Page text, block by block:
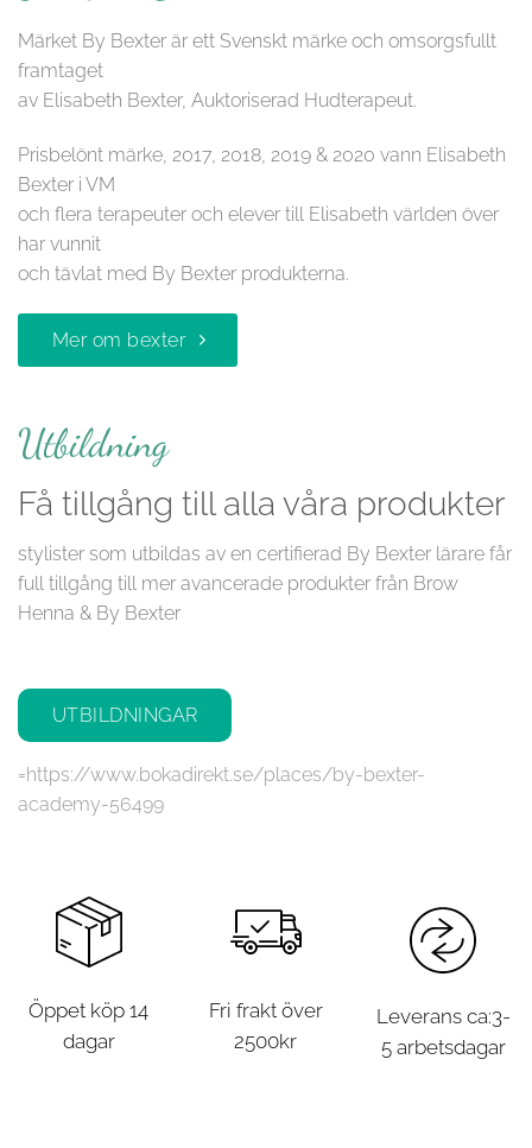
Märket By Bexter är ett Svenskt märke och omsorgsfullt
framtaget
av Elisabeth Bexter, Auktoriserad Hudterapeut.
Prisbelönt märke, 2017, 2018, 2019 & 2020 vann Elisabeth
Bexter i VM
och flera terapeuter och elever till Elisabeth världen över
har vunnit
och tävlat med By Bexter produkterna.
Mer om bexter
Utbildning
Få tillgång till alla våra produkter
stylister som utbildas av en certifierad By Bexter lärare får
full tillgång till mer avancerade produkter från Brow
Henna & By Bexter
UTBILDNINGAR
=https://www.bokadirekt.se/places/by-bexter-
academy-56499
Öppet köp 14
dagar
Fri frakt över
2500kr
Leverans ca:3-
5 arbetsdagar